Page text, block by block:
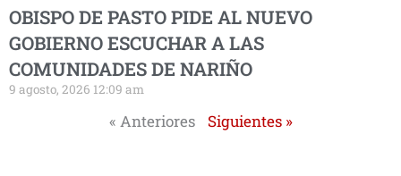
OBISPO DE PASTO PIDE AL NUEVO
GOBIERNO ESCUCHAR A LAS
COMUNIDADES DE NARIÑO
9 agosto, 2026 12:09 am
« Anteriores Siguientes »